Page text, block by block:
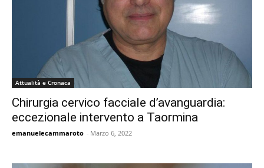
Attualità e Cronaca
Chirurgia cervico facciale d’avanguardia:
eccezionale intervento a Taormina
emanuelecammaroto - Marzo 6, 2022